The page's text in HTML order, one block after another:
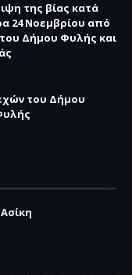
της βίας κατά
24 Νοεμβρίου από
Δήμου Φυλής και
του Δήμου